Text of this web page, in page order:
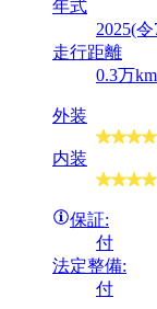
年式
2025(
走行距離
0.3万km
外装
内装
保証:
付
法定整備:
付